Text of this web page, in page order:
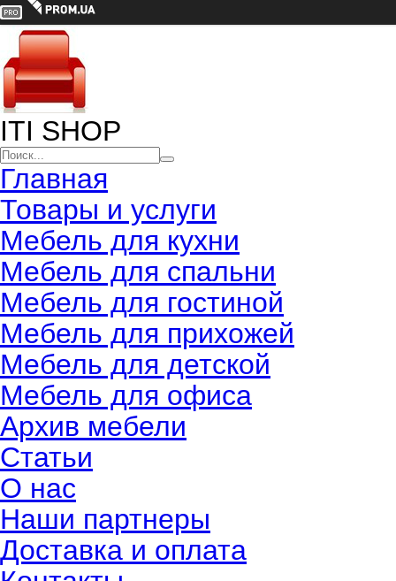
ITI SHOP
Главная
Товары и услуги
Мебель для кухни
Мебель для спальни
Мебель для гостиной
Мебель для прихожей
Мебель для детской
Мебель для офиса
Архив мебели
Статьи
О нас
Наши партнеры
Доставка и оплата